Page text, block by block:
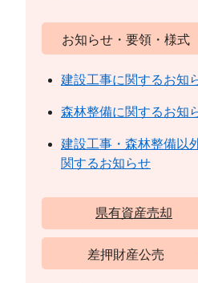
お知らせ・要領・様式
建設工事に関するお知
森林整備に関するお知
建設工事・森林整備以
関するお知らせ
県有資産売却
差押財産公売